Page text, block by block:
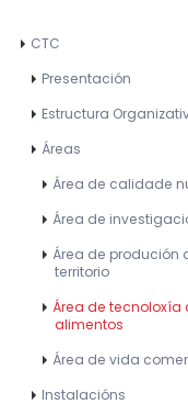
CTC
Presentación
Estructura
Áreas
Área de calidade
Área de
Área de produción
territorio
Área de tecnoloxía
alimentos
Área de vida
Instalacións